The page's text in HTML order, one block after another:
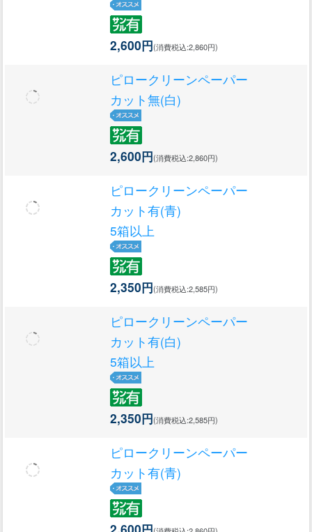
2,600円(消費税込:2,860円)
ピロークリーンペーパー
カット無(白)
2,600円(消費税込:2,860円)
ピロークリーンペーパー
カット有(青)
5箱以上
2,350円(消費税込:2,585円)
ピロークリーンペーパー
カット有(白)
5箱以上
2,350円(消費税込:2,585円)
ピロークリーンペーパー
カット有(青)